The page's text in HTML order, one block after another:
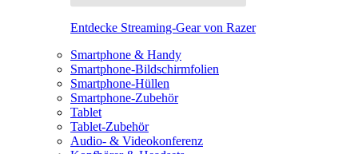
Entdecke Streaming-Gear von Razer
Smartphone & Handy
Smartphone-Bildschirmfolien
Smartphone-Hüllen
Smartphone-Zubehör
Tablet
Tablet-Zubehör
Audio- & Videokonferenz